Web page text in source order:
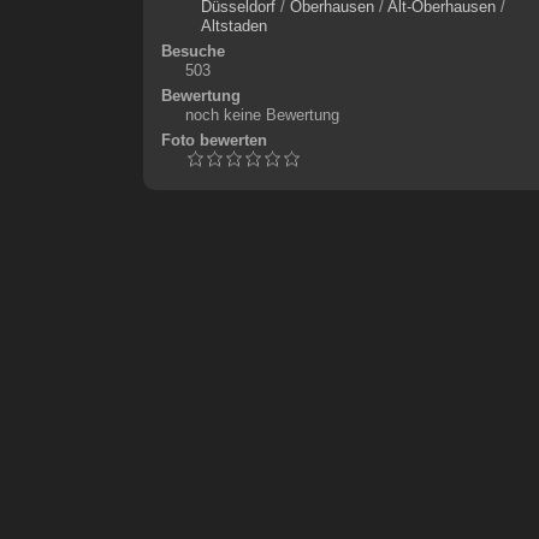
Düsseldorf/ Oberhausen/ Alt-Oberhausen/
Altstaden
Besuche
503
Bewertung
noch keine Bewertung
Foto bewerten